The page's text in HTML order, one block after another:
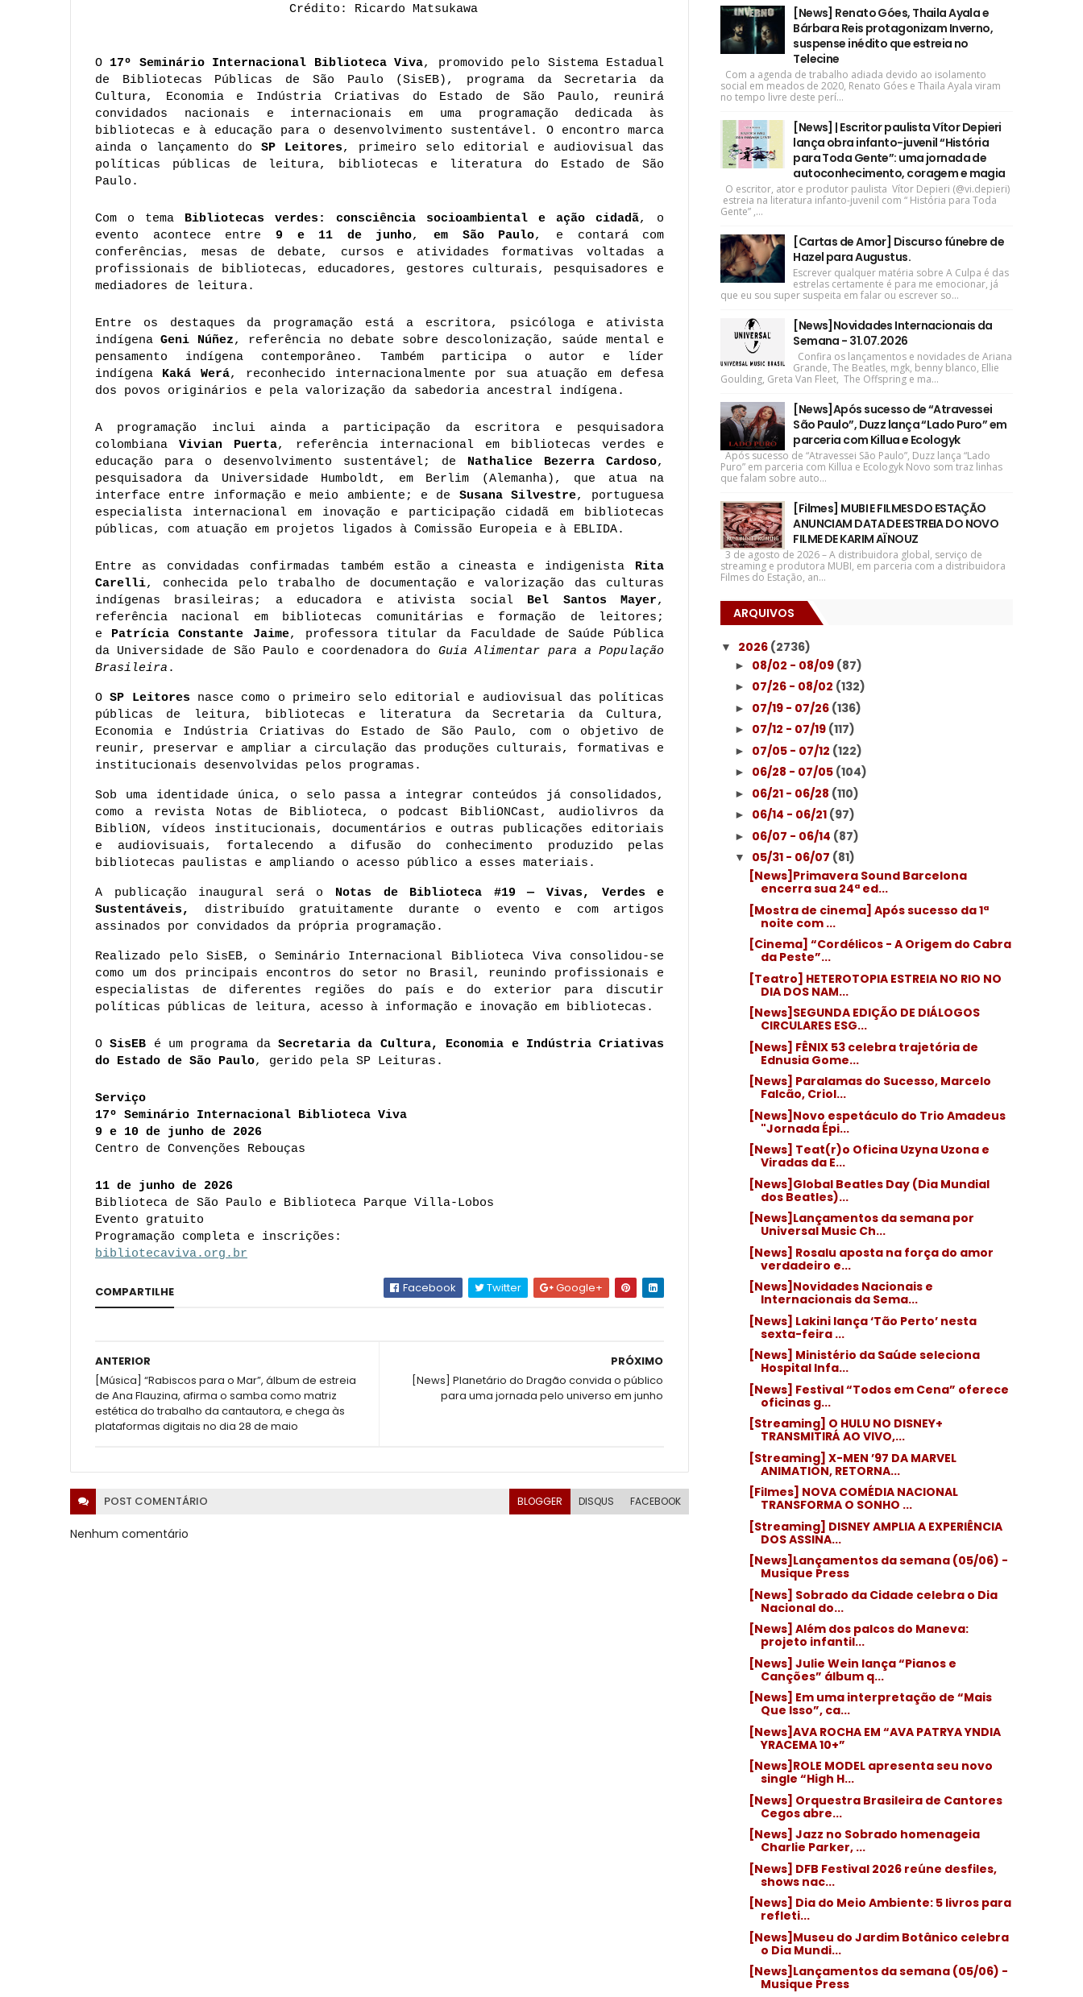
Crédito: Ricardo Matsukawa
O 17º Seminário Internacional Biblioteca Viva, promovido pelo Sistema Estadual
de Bibliotecas Públicas de São Paulo (SisEB), programa da Secretaria da
Cultura, Economia e Indústria Criativas do Estado de São Paulo, reunirá
convidados nacionais e internacionais em uma programação dedicada às
bibliotecas e à educação para o desenvolvimento sustentável. O encontro marca
ainda o lançamento do SP Leitores, primeiro selo editorial e audiovisual das
políticas públicas de leitura, bibliotecas e literatura do Estado de São
Paulo.
Com o tema Bibliotecas verdes: consciência socioambiental e ação cidadã, o
evento acontece entre 9 e 11 de junho, em São Paulo, e contará com
conferências, mesas de debate, cursos e atividades formativas voltadas a
profissionais de bibliotecas, educadores, gestores culturais, pesquisadores e
mediadores de leitura.
Entre os destaques da programação está a escritora, psicóloga e ativista
indígena Geni Núñez, referência no debate sobre descolonização, saúde mental e
pensamento indígena contemporâneo. Também participa o autor e líder
indígena Kaká Werá, reconhecido internacionalmente por sua atuação em defesa
dos povos originários e pela valorização da sabedoria ancestral indígena.
A programação inclui ainda a participação da escritora e pesquisadora
colombiana Vivian Puerta, referência internacional em bibliotecas verdes e
educação para o desenvolvimento sustentável; de Nathalice Bezerra Cardoso,
pesquisadora da Universidade Humboldt, em Berlim (Alemanha), que atua na
interface entre informação e meio ambiente; e de Susana Silvestre, portuguesa
especialista internacional em inovação e participação cidadã em bibliotecas
públicas, com atuação em projetos ligados à Comissão Europeia e à EBLIDA.
Entre as convidadas confirmadas também estão a cineasta e indigenista Rita
Carelli, conhecida pelo trabalho de documentação e valorização das culturas
indígenas brasileiras; a educadora e ativista social Bel Santos Mayer,
referência nacional em bibliotecas comunitárias e formação de leitores;
e Patrícia Constante Jaime, professora titular da Faculdade de Saúde Pública
da Universidade de São Paulo e coordenadora do Guia Alimentar para a População
Brasileira .
O SP Leitores nasce como o primeiro selo editorial e audiovisual das políticas
públicas de leitura, bibliotecas e literatura da Secretaria da Cultura,
Economia e Indústria Criativas do Estado de São Paulo, com o objetivo de
reunir, preservar e ampliar a circulação das produções culturais, formativas e
institucionais desenvolvidas pelos programas.
Sob uma identidade única, o selo passa a integrar conteúdos já consolidados,
como a revista Notas de Biblioteca, o podcast BibliONCast, audiolivros da
BibliON, vídeos institucionais, documentários e outras publicações editoriais
e audiovisuais, fortalecendo a difusão do conhecimento produzido pelas
bibliotecas paulistas e ampliando o acesso público a esses materiais.
A publicação inaugural será o Notas de Biblioteca #19 — Vivas, Verdes e
Sustentáveis, distribuído gratuitamente durante o evento e com artigos
assinados por convidados da própria programação.
Realizado pelo SisEB, o Seminário Internacional Biblioteca Viva consolidou-se
como um dos principais encontros do setor no Brasil, reunindo profissionais e
especialistas de diferentes regiões do país e do exterior para discutir
políticas públicas de leitura, acesso à informação e inovação em bibliotecas.
O SisEB é um programa da Secretaria da Cultura, Economia e Indústria Criativas
do Estado de São Paulo, gerido pela SP Leituras.
Serviço
17º Seminário Internacional Biblioteca Viva
9 e 10 de junho de 2026
Centro de Convenções Rebouças
11 de junho de 2026
Biblioteca de São Paulo e Biblioteca Parque Villa-Lobos
Evento gratuito
Programação completa e inscrições:
bibliotecaviva.org.br
COMPARTILHE Facebook Twitter Google+
PRÓXIMO
[News] Planetário do Dragão convida o público
para uma jornada pelo universo em junho
ANTERIOR
[Música] “Rabiscos para o Mar”, álbum de estreia
de Ana Flauzina, afirma o samba como matriz
estética do trabalho da cantautora, e chega às
plataformas digitais no dia 28 de maio
POST COMENTÁRIO BLOGGER DISQUS FACEBOOK
Nenhum comentário
[News] Renato Góes, Thaila Ayala e
Bárbara Reis protagonizam Inverno,
suspense inédito que estreia no
Telecine
Com a agenda de trabalho adiada devido ao isolamento
social em meados de 2020, Renato Góes e Thaila Ayala viram
no tempo livre deste perí...
[News] | Escritor paulista Vítor Depieri
lança obra infanto-juvenil “História
para Toda Gente”: uma jornada de
autoconhecimento, coragem e magia
O escritor, ator e produtor paulista Vítor Depieri (@vi.depieri)
estreia na literatura infanto-juvenil com “ História para Toda
Gente” ,...
[Cartas de Amor] Discurso fúnebre de
Hazel para Augustus.
Escrever qualquer matéria sobre A Culpa é das
estrelas certamente é para me emocionar, já
que eu sou super suspeita em falar ou escrever so...
[News]Novidades Internacionais da
Semana - 31.07.2026
Confira os lançamentos e novidades de Ariana
Grande, The Beatles, mgk, benny blanco, Ellie
Goulding, Greta Van Fleet, The Offspring e ma...
[News]Após sucesso de “Atravessei
São Paulo”, Duzz lança “Lado Puro” em
parceria com Killua e Ecologyk
Após sucesso de “Atravessei São Paulo”, Duzz lança “Lado
Puro” em parceria com Killua e Ecologyk Novo som traz linhas
que falam sobre auto...
[Filmes] MUBI E FILMES DO ESTAÇÃO
ANUNCIAM DATA DE ESTREIA DO NOVO
FILME DE KARIM AÏNOUZ
3 de agosto de 2026 – A distribuidora global, serviço de
streaming e produtora MUBI, em parceria com a distribuidora
Filmes do Estação, an...
ARQUIVOS
▼ 2026 (2736)
► 08/02 - 08/09 (87)
► 07/26 - 08/02 (132)
► 07/19 - 07/26 (136)
► 07/12 - 07/19 (117)
► 07/05 - 07/12 (122)
► 06/28 - 07/05 (104)
► 06/21 - 06/28 (110)
► 06/14 - 06/21 (97)
► 06/07 - 06/14 (87)
▼ 05/31 - 06/07 (81)
[News]Primavera Sound Barcelona
encerra sua 24ª ed...
[Mostra de cinema] Após sucesso da 1ª
noite com ...
[Cinema] “Cordélicos - A Origem do Cabra
da Peste”...
[Teatro] HETEROTOPIA ESTREIA NO RIO NO
DIA DOS NAM...
[News]SEGUNDA EDIÇÃO DE DIÁLOGOS
CIRCULARES ESG...
[News] FÊNIX 53 celebra trajetória de
Ednusia Gome...
[News] Paralamas do Sucesso, Marcelo
Falcão, Criol...
[News]Novo espetáculo do Trio Amadeus
"Jornada Épi...
[News] Teat(r)o Oficina Uzyna Uzona e
Viradas da E...
[News]Global Beatles Day (Dia Mundial
dos Beatles)...
[News]Lançamentos da semana por
Universal Music Ch...
[News] Rosalu aposta na força do amor
verdadeiro e...
[News]Novidades Nacionais e
Internacionais da Sema...
[News] Lakini lança ‘Tão Perto’ nesta
sexta-feira ...
[News] Ministério da Saúde seleciona
Hospital Infa...
[News] Festival “Todos em Cena” oferece
oficinas g...
[Streaming] O HULU NO DISNEY+
TRANSMITIRÁ AO VIVO,...
[Streaming] X-MEN ’97 DA MARVEL
ANIMATION, RETORNA...
[Filmes] NOVA COMÉDIA NACIONAL
TRANSFORMA O SONHO ...
[Streaming] DISNEY AMPLIA A EXPERIÊNCIA
DOS ASSINA...
[News]Lançamentos da semana (05/06) -
Musique Press
[News] Sobrado da Cidade celebra o Dia
Nacional do...
[News] Além dos palcos do Maneva:
projeto infantil...
[News] Julie Wein lança “Pianos e
Canções” álbum q...
[News] Em uma interpretação de “Mais
Que Isso”, ca...
[News]AVA ROCHA EM “AVA PATRYA YNDIA
YRACEMA 10+”
[News]ROLE MODEL apresenta seu novo
single “High H...
[News] Orquestra Brasileira de Cantores
Cegos abre...
[News] Jazz no Sobrado homenageia
Charlie Parker, ...
[News] DFB Festival 2026 reúne desfiles,
shows nac...
[News] Dia do Meio Ambiente: 5 livros para
refleti...
[News]Museu do Jardim Botânico celebra
o Dia Mundi...
[News]Lançamentos da semana (05/06) -
Musique Press